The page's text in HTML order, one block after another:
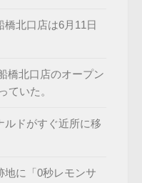
橋北口店は6月11日
橋北口店のオープン
ていた。
ルドがすぐ近所に移
地に「0秒レモンサ